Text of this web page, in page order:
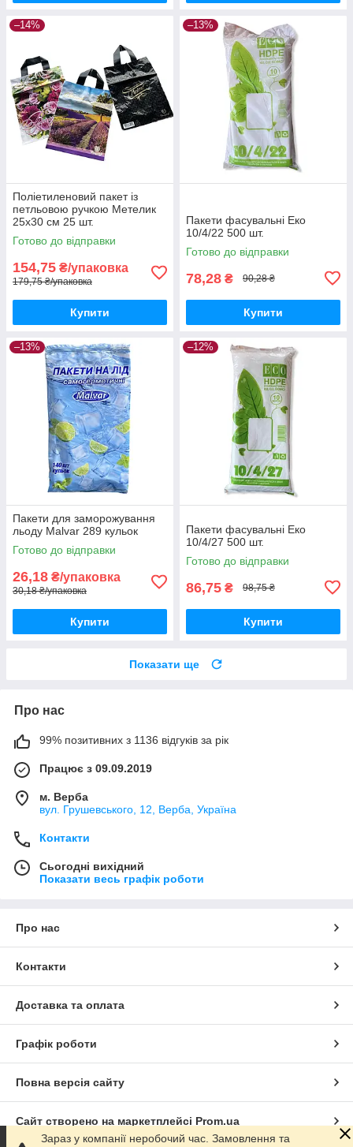
–14%
Поліетиленовий пакет із
петльовою ручкою Метелик
25х30 см 25 шт.
Готово до відправки
154,75 ₴/упаковка
179,75 ₴/упаковка
Купити
–13%
Пакети фасувальні Еко
10/4/22 500 шт.
Готово до відправки
78,28 ₴ 90,28 ₴
Купити
–13%
Пакети для заморожування
льоду Malvar 289 кульок
Готово до відправки
26,18 ₴/упаковка
30,18 ₴/упаковка
Купити
–12%
Пакети фасувальні Еко
10/4/27 500 шт.
Готово до відправки
86,75 ₴ 98,75 ₴
Купити
Показати ще
Про нас
99% позитивних з 1136 відгуків за рік
Працює з 09.09.2019
м. Верба
вул. Грушевського, 12, Верба, Україна
Контакти
Сьогодні вихідний
Показати весь графік роботи
Про нас
Контакти
Доставка та оплата
Графік роботи
Повна версія сайту
Сайт створено на маркетплейсі Prom.ua
Зараз у компанії неробочий час. Замовлення та